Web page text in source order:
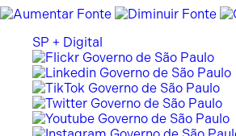
SP + Digital